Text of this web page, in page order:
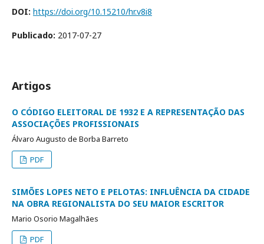
DOI: https://doi.org/10.15210/hr.v8i8
Publicado: 2017-07-27
Artigos
O CÓDIGO ELEITORAL DE 1932 E A REPRESENTAÇÃO DAS
ASSOCIAÇÕES PROFISSIONAIS
Álvaro Augusto de Borba Barreto
PDF
SIMÕES LOPES NETO E PELOTAS: INFLUÊNCIA DA CIDADE
NA OBRA REGIONALISTA DO SEU MAIOR ESCRITOR
Mario Osorio Magalhães
PDF